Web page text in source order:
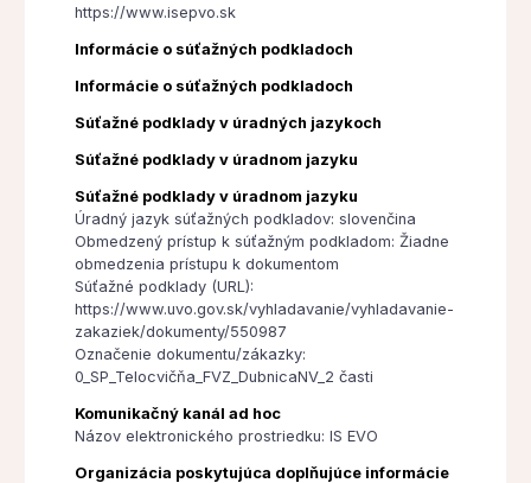
https://www.isepvo.sk
Informácie o súťažných podkladoch
Informácie o súťažných podkladoch
Súťažné podklady v úradných jazykoch
Súťažné podklady v úradnom jazyku
Súťažné podklady v úradnom jazyku
Úradný jazyk súťažných podkladov: slovenčina
Obmedzený prístup k súťažným podkladom: Žiadne
obmedzenia prístupu k dokumentom
Súťažné podklady (URL):
https://www.uvo.gov.sk/vyhladavanie/vyhladavanie-
zakaziek/dokumenty/550987
Označenie dokumentu/zákazky:
0_SP_Telocvičňa_FVZ_DubnicaNV_2 časti
Komunikačný kanál ad hoc
Názov elektronického prostriedku: IS EVO
Organizácia poskytujúca doplňujúce informácie